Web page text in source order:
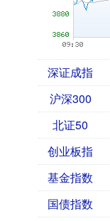
深证成指
沪深300
北证50
创业板指
基金指数
国债指数